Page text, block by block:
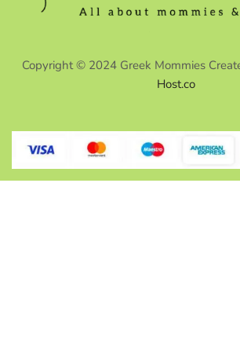
Copyright © 2024 Greek Mommies
Host.co